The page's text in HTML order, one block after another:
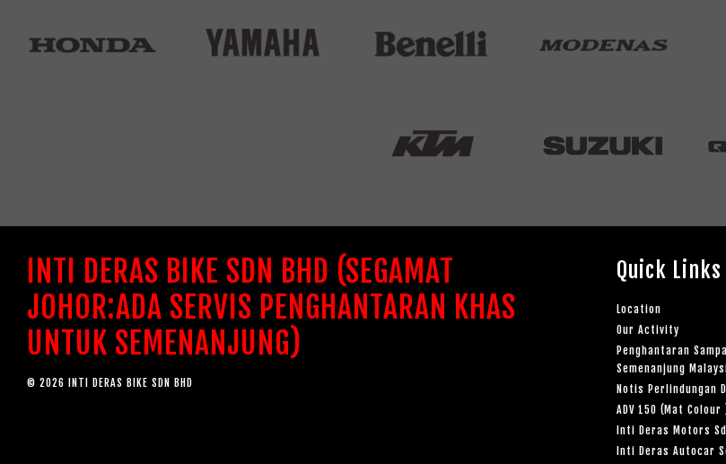
INTI DERAS BIKE SDN BHD (SEGAMAT
JOHOR:ADA SERVIS PENGHANTARAN KHAS
UNTUK SEMENANJUNG)
© 2026 INTI DERAS BIKE SDN BHD
Quick Links
Location
Our Activity
Penghantaran
Semenanjung
Notis Perlindungan
ADV 150 (Mat
Inti Deras Motors
Inti Deras Autocar